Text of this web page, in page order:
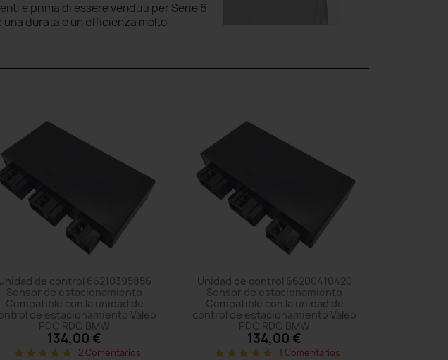
e prima di essere venduti per Serie 6
durata e un efficienza molto
de control 66210395856
Sensor de estacionamiento
Compatible con la unidad de
de estacionamiento Valeo
PDC RDC BMW
134,00 €
star star star star star 2 Comentarios
Unidad de control 66200410420
Sensor de estacionamiento
Compatible con la unidad de
control de estacionamiento Valeo
PDC RDC BMW
134,00 €
star star star star star 1 Comentarios